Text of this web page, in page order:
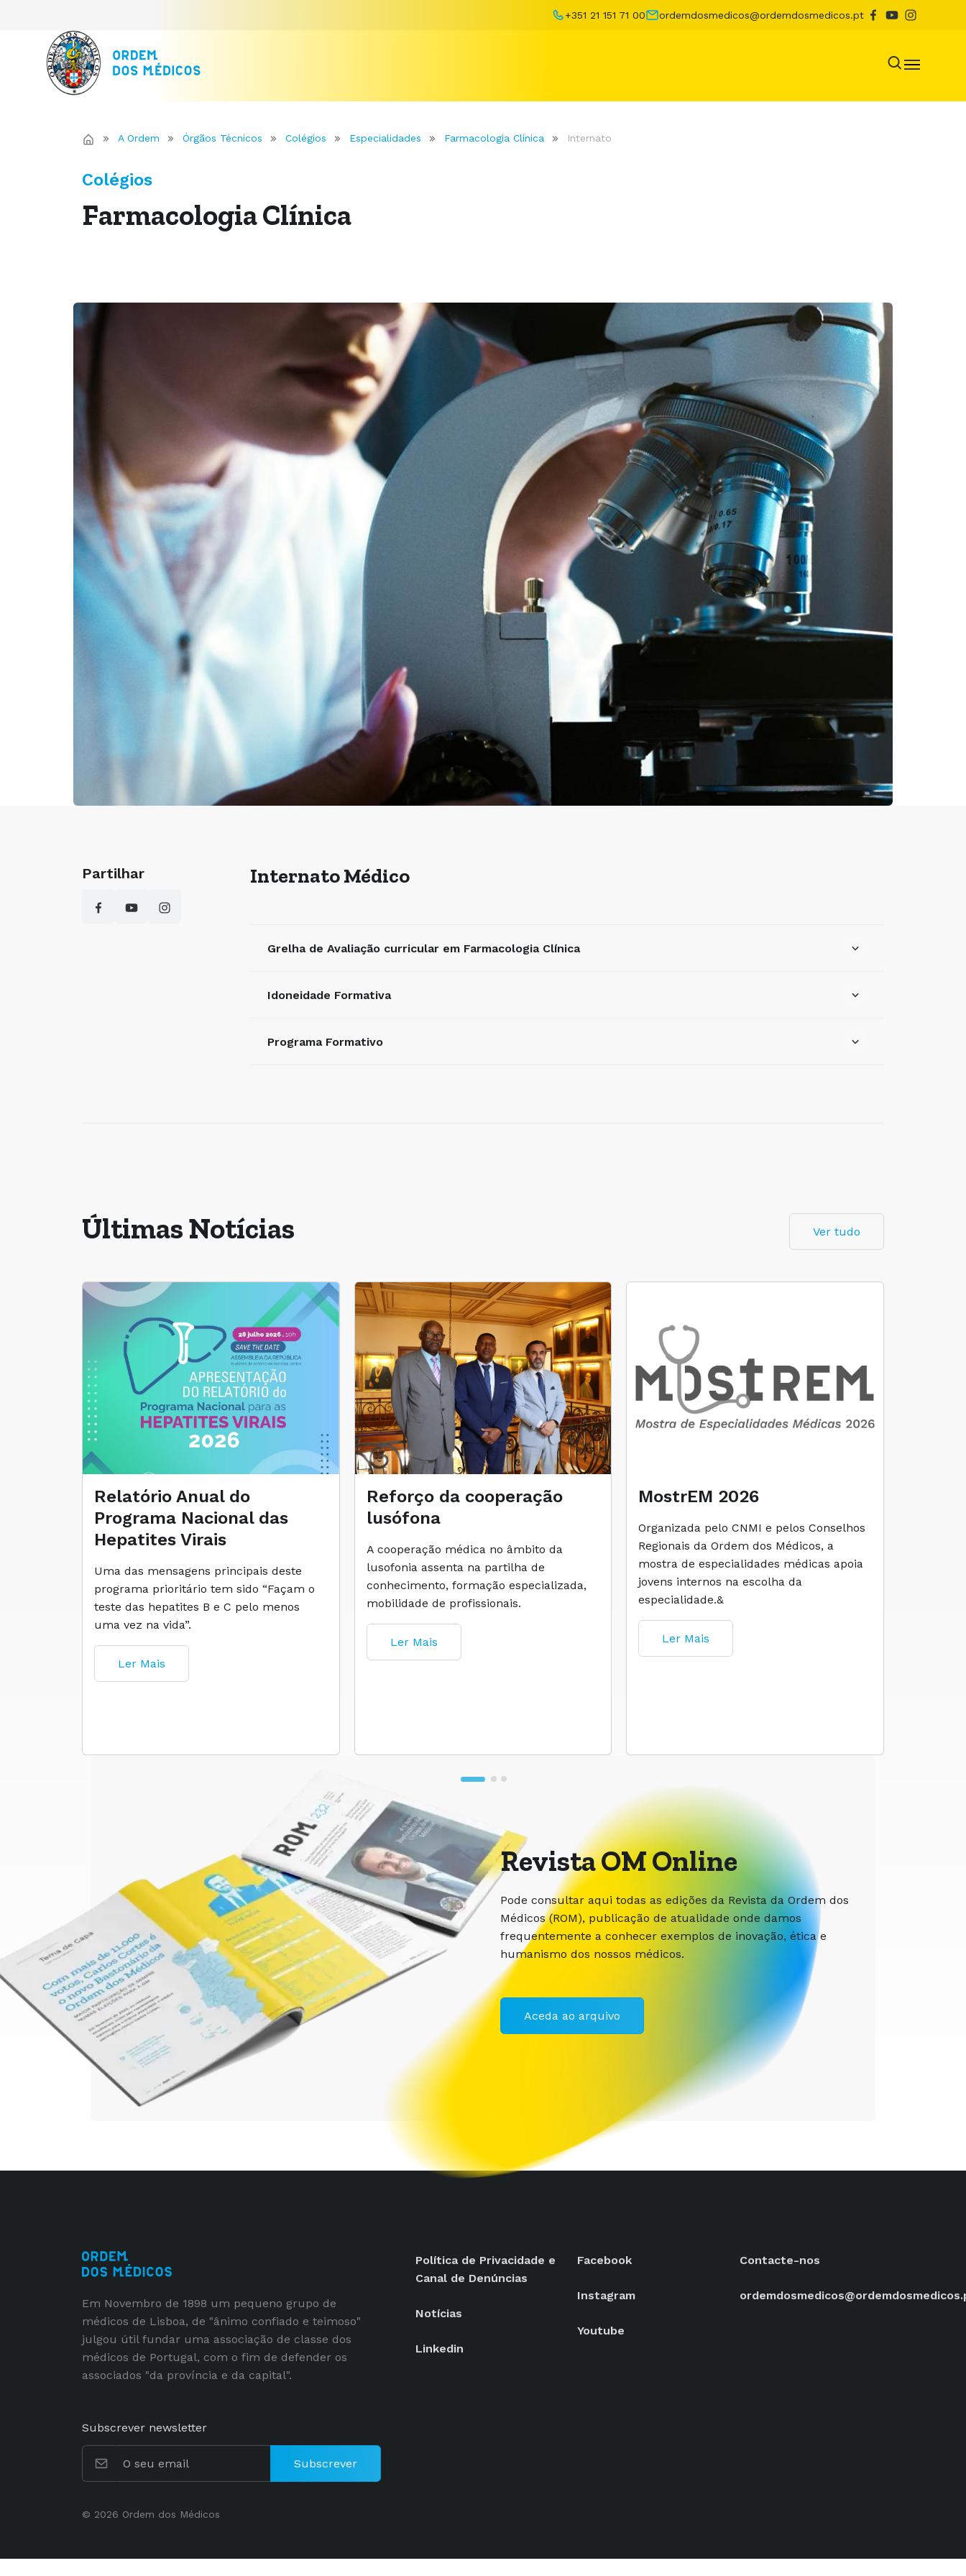
+351 21 151 71 00 ordemdosmedicos@ordemdosmedicos.pt
A Ordem Órgãos Técnicos Colégios Especialidades Farmacologia Clínica Internato
Colégios
Farmacologia Clínica
Partilhar Internato Médico
Grelha de Avaliação curricular em Farmacologia Clínica
Idoneidade Formativa
Programa Formativo
Últimas Notícias Ver tudo
Relatório Anual do
Programa Nacional das
Hepatites Virais
Uma das mensagens principais deste
programa prioritário tem sido “Façam o
teste das hepatites B e C pelo menos
uma vez na vida”.
Ler Mais
Reforço da cooperação
lusófona
A cooperação médica no âmbito da
lusofonia assenta na partilha de
conhecimento, formação especializada,
mobilidade de profissionais.
Ler Mais
MostrEM 2026
Organizada pelo CNMI e pelos Conselhos
Regionais da Ordem dos Médicos, a
mostra de especialidades médicas apoia
jovens internos na escolha da
especialidade.&
Ler Mais
Revista OM Online
Pode consultar aqui todas as edições da Revista da Ordem dos
Médicos (ROM), publicação de atualidade onde damos
frequentemente a conhecer exemplos de inovação, ética e
humanismo dos nossos médicos.
Aceda ao arquivo
Em Novembro de 1898 um pequeno grupo de
médicos de Lisboa, de "ânimo confiado e teimoso"
julgou útil fundar uma associação de classe dos
médicos de Portugal, com o fim de defender os
associados "da província e da capital".
Subscrever newsletter
Subscrever
Política de Privacidade e
Canal de Denúncias
Notícias
Linkedin
Facebook
Instagram
Youtube
Contacte-nos
© 2026 Ordem dos Médicos